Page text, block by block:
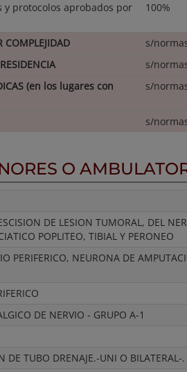
y protocolos aprobados por
100%
COMPLEJIDAD s/
s/
(en los lugares con
s/
s/
O
DE LESION TUMORAL, DEL
POPLITEO, TIBIAL Y PERONEO
PERIFERICO, NEURONA DE
DE NERVIO - GRUPO A-1
TUBO DRENAJE.-UNI O BILATERAL-.